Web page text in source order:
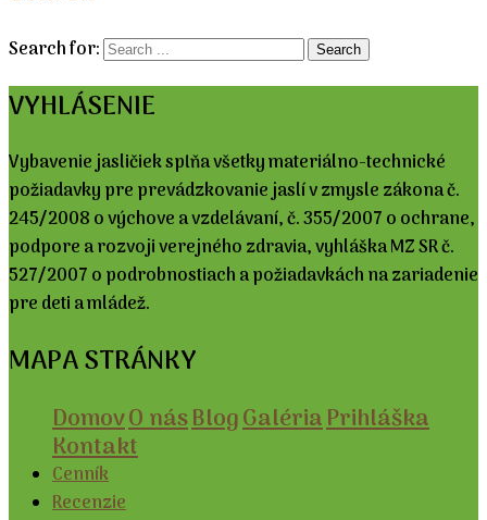
Search for:
VYHLÁSENIE
Vybavenie jasličiek spĺňa všetky materiálno-technické
požiadavky pre prevádzkovanie jaslí v zmysle zákona č.
245/2008 o výchove a vzdelávaní, č. 355/2007 o ochrane,
podpore a rozvoji verejného zdravia, vyhláška MZ SR č.
527/2007 o podrobnostiach a požiadavkách na zariadenie
pre deti a mládež.
MAPA STRÁNKY
DomovO násBlogGalériaPrihláška
Kontakt
Cenník
Recenzie